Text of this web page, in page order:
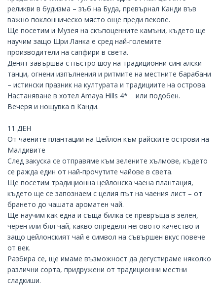
реликви в будизма – зъб на Буда, превърнал Канди във
важно поклонническо място още преди векове.
Ще посетим и Музея на скъпоценните камъни, където ще
научим защо Шри Ланка е сред най-големите
производители на сапфири в света.
Денят завършва с пъстро шоу на традиционни сингалски
танци, огнени изпълнения и ритмите на местните барабани
– истински празник на културата и традициите на острова.
Настаняване в хотел Amaya Hills 4*
или подобен.
Вечеря и нощувка в Канди.
11 ДЕН
От чаените плантации на Цейлон към райските острови на
Малдивите
След закуска се отправяме към зелените хълмове, където
се ражда един от най-прочутите чайове в света.
Ще посетим традиционна цейлонска чаена плантация,
където ще се запознаем с целия път на чаения лист – от
брането до чашата ароматен чай.
Ще научим как една и съща билка се превръща в зелен,
черен или бял чай, какво определя неговото качество и
защо цейлонският чай е символ на съвършен вкус повече
от век.
Разбира се, ще имаме възможност да дегустираме няколко
различни сорта, придружени от традиционни местни
сладкиши.